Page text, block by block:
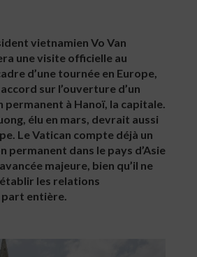
vietnamien Vo Van
une visite officielle au
d’une tournée en Europe,
sur l’ouverture d’un
permanent à Hanoï, la capitale.
élu en mars, devrait aussi
Le Vatican compte déjà un
permanent dans le pays d’Asie
majeure, bien qu’il ne
les relations
entière.